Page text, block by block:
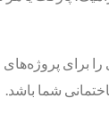
برای پروژه‌های
شما باشد.